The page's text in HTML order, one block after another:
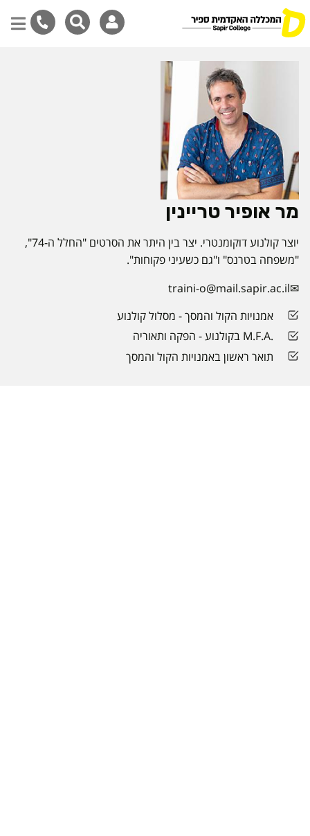
מר אופיר טריינין
יוצר קולנוע דוקומנטרי. יצר בין היתר את הסרטים "החלל ה-74",
"משפחה בטרנס" ו"גם כשעיני פקוחות".
traini-o@mail.sapir.ac.il
אמנויות הקול והמסך - מסלול קולנוע
.M.F.A בקולנוע - הפקה ותאוריה
תואר ראשון באמנויות הקול והמסך